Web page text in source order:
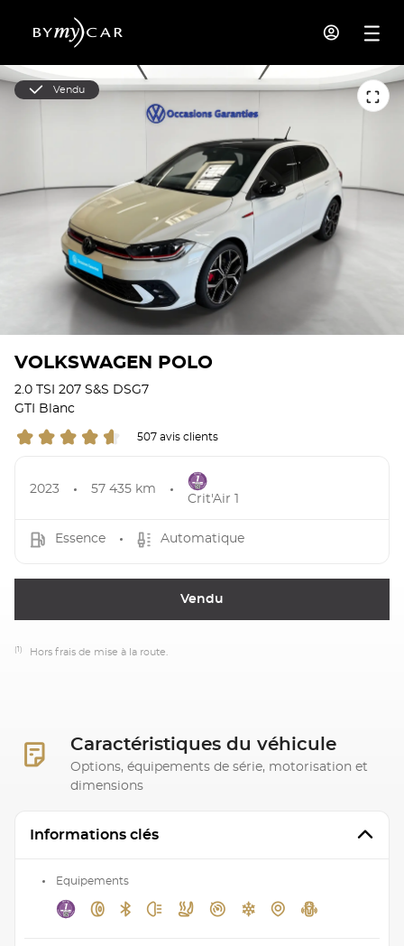
Vendu
VOLKSWAGEN POLO
2.0 TSI 207 S&S DSG7
GTI Blanc
507 avis clients
2023 57 435 km
Crit'Air 1
Essence Automatique
Vendu
(1) Hors frais de mise à la route.
Caractéristiques du véhicule
Options, équipements de série, motorisation et
dimensions
Informations clés
Equipements